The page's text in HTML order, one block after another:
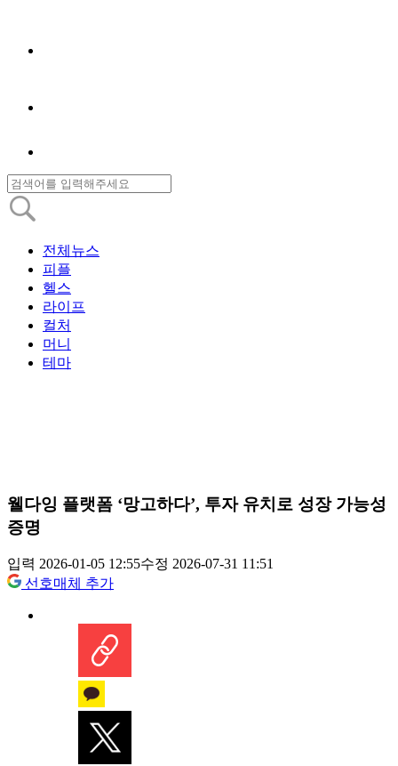
전체뉴스
피플
헬스
라이프
컬처
머니
테마
웰다잉 플랫폼 ‘망고하다’, 투자 유치로 성장 가능성
증명
입력 2026-01-05 12:55수정 2026-07-31 11:51
선호매체 추가